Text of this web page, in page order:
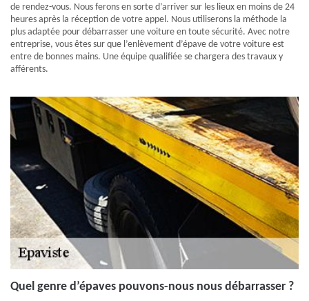
de rendez-vous. Nous ferons en sorte d’arriver sur les lieux en moins de 24
heures après la réception de votre appel. Nous utiliserons la méthode la
plus adaptée pour débarrasser une voiture en toute sécurité. Avec notre
entreprise, vous êtes sur que l’enlèvement d’épave de votre voiture est
entre de bonnes mains. Une équipe qualifiée se chargera des travaux y
afférents.
Quel genre d’épaves pouvons-nous nous débarrasser ?